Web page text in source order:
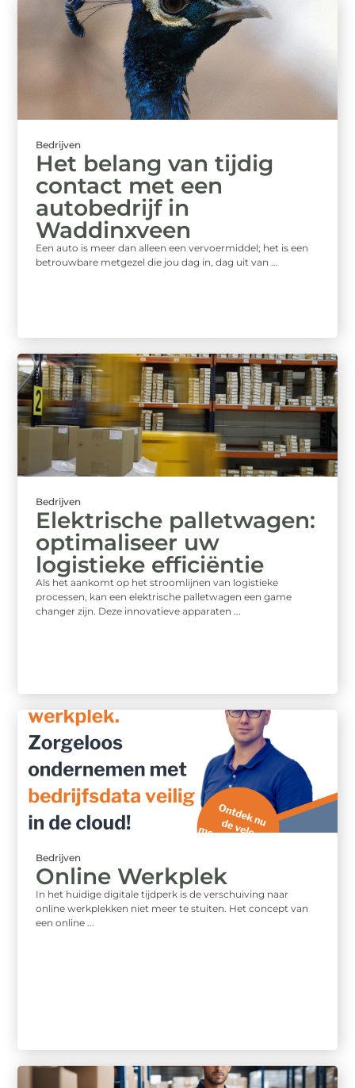
Bedrijven
Het belang van tijdig
contact met een
autobedrijf in
Waddinxveen
Een auto is meer dan alleen een vervoermiddel; het is een
betrouwbare metgezel die jou dag in, dag uit van ...
Bedrijven
Elektrische palletwagen:
optimaliseer uw
logistieke efficiëntie
Als het aankomt op het stroomlijnen van logistieke
processen, kan een elektrische palletwagen een game
changer zijn. Deze innovatieve apparaten ...
Bedrijven
Online Werkplek
In het huidige digitale tijdperk is de verschuiving naar
online werkplekken niet meer te stuiten. Het concept van
een online ...